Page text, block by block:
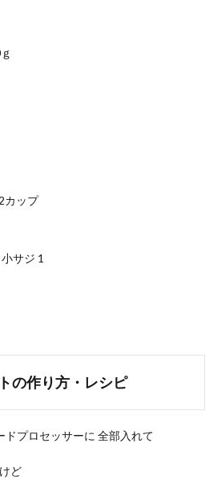
カップ
サジ 1
の作り方・レシピ
ドプロセッサーに 全部入れて
ど